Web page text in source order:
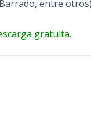
entre otros)
gratuita.